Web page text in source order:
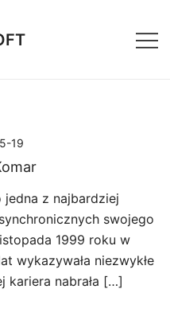
19
jedna z najbardziej
swojego
1999 roku w
wykazywała niezwykłe
kariera nabrała […]